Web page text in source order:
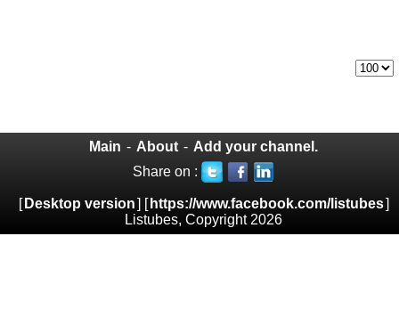
Main - About - Add your channel.
Share on :
[ Desktop version] [ https://www.facebook.com/listubes]
Listubes, Copyright 2026